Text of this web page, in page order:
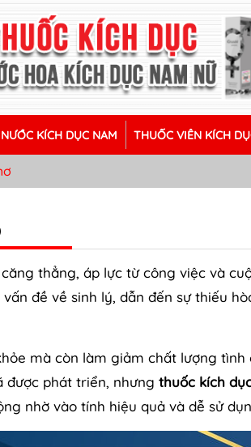
KÍCH DỤC NAM THUỐC VIÊN KÍCH
thẳng, áp lực từ công việc và
đề về sinh lý, dẫn đến sự thiếu
mà còn làm giảm chất lượng tình
được phát triển, nhưng thuốc kích
nhờ vào tính hiệu quả và dễ sử